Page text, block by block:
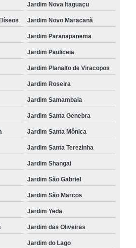
Jardim Nova Itaguaçu
Jardim Novo Maracanã
Jardim Paranapanema
Jardim Pauliceia
Jardim Planalto de Viracopos
Jardim Roseira
Jardim Samambaia
Jardim Santa Genebra
Jardim Santa Mônica
Jardim Santa Terezinha
Jardim Shangai
Jardim São Gabriel
Jardim São Marcos
Jardim Yeda
Jardim das Oliveiras
Jardim do Lago